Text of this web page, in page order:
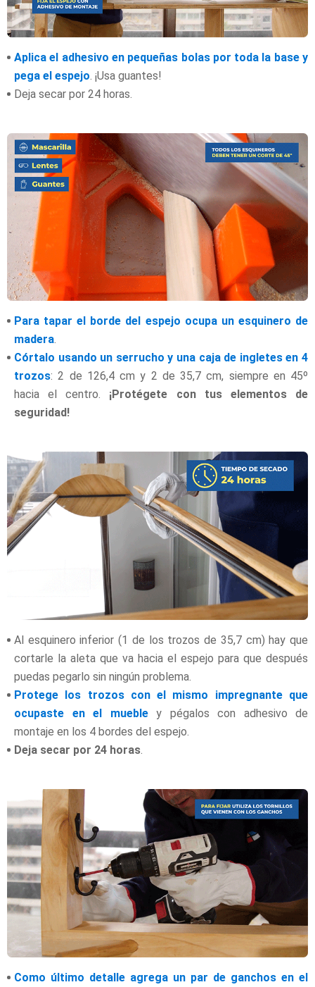
Aplica el adhesivo en pequeñas bolas por toda la base y
pega el espejo. ¡Usa guantes!
Deja secar por 24 horas.
Para tapar el borde del espejo ocupa un esquinero de
madera.
Córtalo usando un serrucho y una caja de ingletes en 4
trozos: 2 de 126,4 cm y 2 de 35,7 cm, siempre en 45º
hacia el centro. ¡Protégete con tus elementos de
seguridad!
Al esquinero inferior (1 de los trozos de 35,7 cm) hay que
cortarle la aleta que va hacia el espejo para que después
puedas pegarlo sin ningún problema.
Protege los trozos con el mismo impregnante que
ocupaste en el muebley pégalos con adhesivo de
montaje en los 4 bordes del espejo.
Deja secar por 24 horas.
Como último detalle agrega un par de ganchos en el